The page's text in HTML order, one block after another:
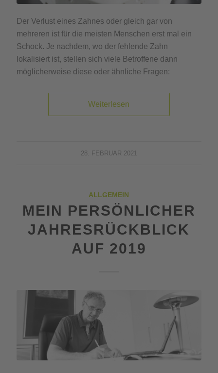
Der Verlust eines Zahnes oder gleich gar von
mehreren ist für die meisten Menschen erst mal ein
Schock. Je nachdem, wo der fehlende Zahn
lokalisiert ist, stellen sich viele Betroffene dann
möglicherweise diese oder ähnliche Fragen:
Weiterlesen
28. FEBRUAR 2021
ALLGEMEIN
MEIN PERSÖNLICHER
JAHRESRÜCKBLICK
AUF 2019